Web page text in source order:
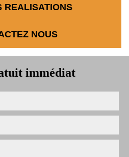
REALISATIONS
NOUS
immédiat